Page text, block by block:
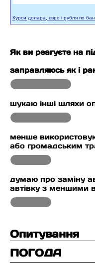
Курси долара, євро і рубля по
Як ви реагуєте на
заправляюсь як і
шукаю інші шляхи
менше
або громадським
думаю про заміну
автівку з меншими
Опитування
ПОГОДА